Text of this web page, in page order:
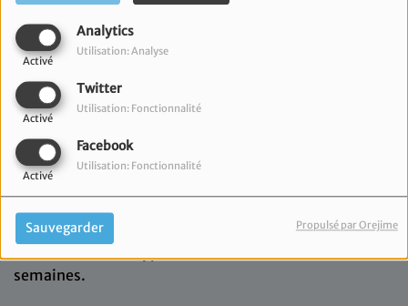
Analytics
Activé
Utilisation: Analyse
Twitter
Activé
Utilisation: Fonctionnalité
Facebook
Activé
Utilisation: Fonctionnalité
Sauvegarder Propulsé par Orejime
24 octobre 2022
Renaissance de la 2e circonscription des Bouches-du-
semaines.